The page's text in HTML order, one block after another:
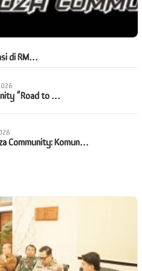
di RM…
“Road to …
Community: Komun…